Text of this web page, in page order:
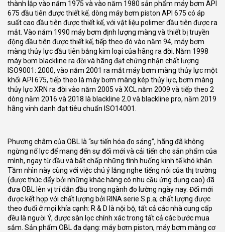
thành lập vào năm 1975 và vào năm 1980 sản phẩm máy bơm API
675 đầu tiên được thiết kế, dòng máy bơm piston API 675 có áp
suất cao đầu tiên được thiết kế, với vật liệu polimer đầu tiên được ra
mắt. Vào năm 1990 máy bơm định lượng màng và thiết bị truyền
động đầu tiên được thiết kế, tiếp theo đó vào năm 94, máy bơm
màng thủy lực đầu tiên bằng kim loại của hãng ra đời. Năm 1998
máy bơm blackline ra đời và hãng đạt chứng nhận chất lượng
ISO9001: 2000, vào năm 2001 ra mắt máy bơm màng thủy lực một
khối API 675, tiếp theo là máy bơm màng kép thủy lực, bơm màng
thủy lực XRN ra đời vào năm 2005 và XCL năm 2009 và tiếp theo 2
dòng năm 2016 và 2018 là blackline 2.0 và blackline pro, năm 2019
hãng vinh danh đạt tiêu chuẩn ISO14001.
Phương châm của OBL là “sự tiến hóa đo sáng”, hãng đã không
ngừng nổ lực để mang đến sự đổi mới và cải tiến cho sản phẩm của
mình, ngay từ đầu và bất chấp những tình huống kinh tế khó khăn.
Tầm nhìn này cùng với việc chú ý lắng nghe tiếng nói của thị trường
(được thúc đẩy bởi những khác hàng có nhu cầu ứng dụng cao) đã
đưa OBL lên vị trí dẫn đầu trong ngành đo lường ngày nay. Đổi mới
được kết hợp với chất lượng bởi RINA serie S.p.a; chất lượng được
theo đuổi ở mọi khía cạnh: R & D là nội bộ, tất cả các nhà cung cấp
đều là người Ý, được sàn lọc chính xác trong tất cả các bước mua
sắm. Sản phẩm OBL đa dạng: máy bơm piston, máy bơm màng cơ